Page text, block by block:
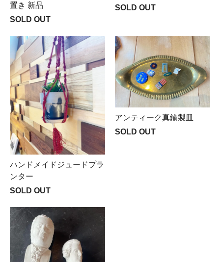
置き 新品
SOLD OUT
SOLD OUT
ハンドメイドジュードプラ
ンター
SOLD OUT
アンティーク真鍮製皿
SOLD OUT